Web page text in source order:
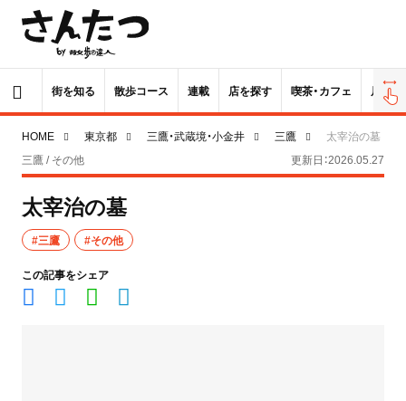
街を知る 散歩コース 連載 店を探す 喫茶・カフェ 居酒屋
HOME 東京都 三鷹・武蔵境・小金井 三鷹
太宰治の墓
三鷹 / その他
更新日：2026.05.27
太宰治の墓
#三鷹 #その他
この記事をシェア